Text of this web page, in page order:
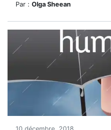
Par : Olga Sheean